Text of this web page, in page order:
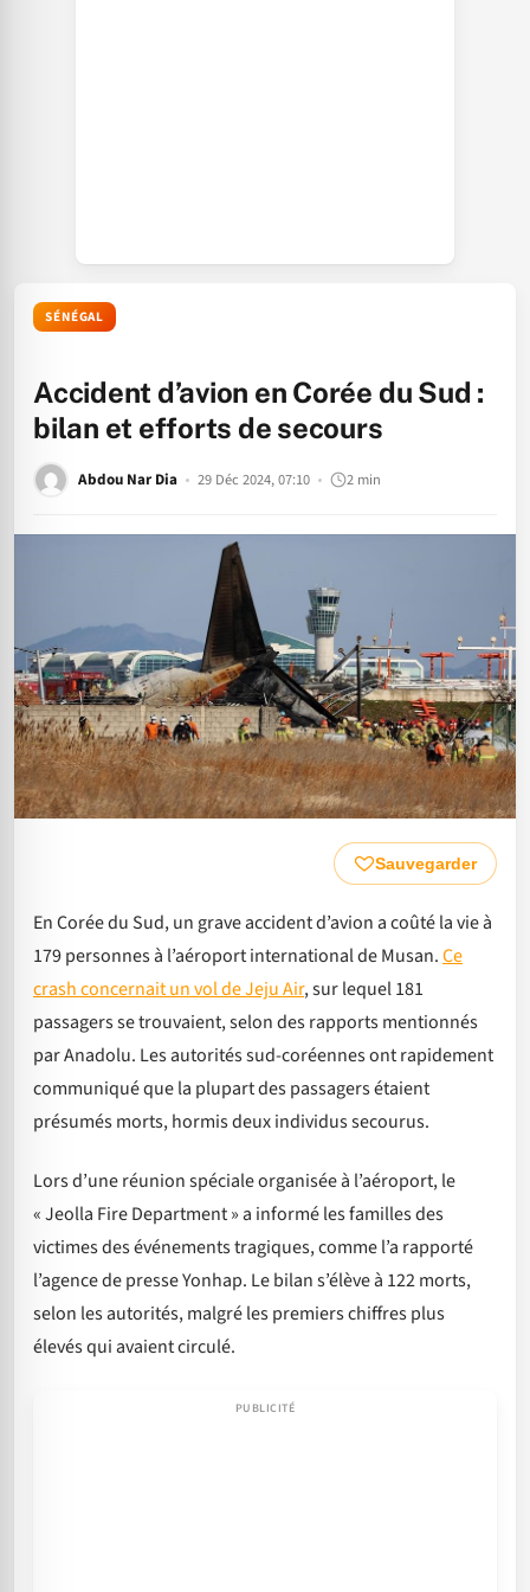
SÉNÉGAL
Accident d’avion en Corée du Sud :
bilan et efforts de secours
Abdou Nar Dia 29 Déc 2024, 07:10 2 min
Sauvegarder
En Corée du Sud, un grave accident d’avion a coûté la vie à
179 personnes à l’aéroport international de Musan.Ce
crash concernait un vol de Jeju Air, sur lequel 181
passagers se trouvaient, selon des rapports mentionnés
par Anadolu. Les autorités sud-coréennes ont rapidement
communiqué que la plupart des passagers étaient
présumés morts, hormis deux individus secourus.
Lors d’une réunion spéciale organisée à l’aéroport, le
« Jeolla Fire Department » a informé les familles des
victimes des événements tragiques, comme l’a rapporté
l’agence de presse Yonhap. Le bilan s’élève à 122 morts,
selon les autorités, malgré les premiers chiffres plus
élevés qui avaient circulé.